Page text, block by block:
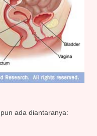
ada diantaranya: